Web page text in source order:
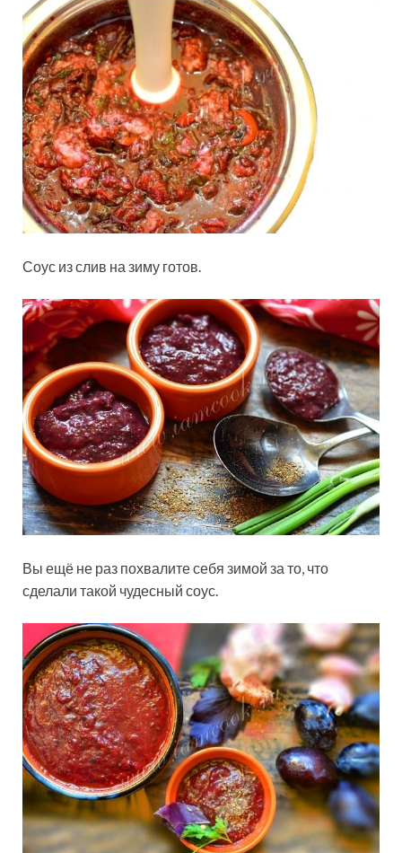
Соус из слив на зиму готов.
Вы ещё не раз похвалите себя зимой за то, что
сделали такой чудесный соус.